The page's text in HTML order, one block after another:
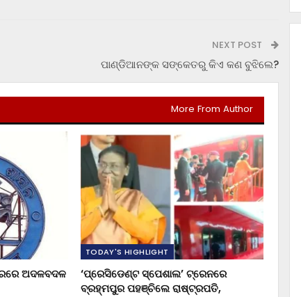
NEXT POST
ପାଣ୍ଡିଆନଙ୍କ ସଙ୍କେତରୁ କିଏ କଣ ବୁଝିଲେ?
More From Author
ଅଦଳବଦଳ
TODAY'S HIGHLIGHT
‘ପ୍ରେସିଡେଣ୍ଟ ସ୍ପେଶାଲ’ ଟ୍ରେନରେ
ବ୍ରହ୍ମପୁର ପହଞ୍ଚିଲେ ରାଷ୍ଟ୍ରପତି,